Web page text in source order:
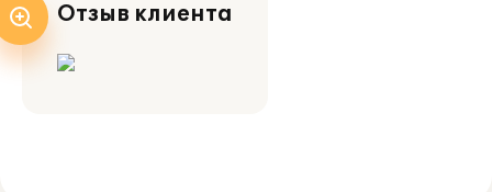
Отзыв клиента